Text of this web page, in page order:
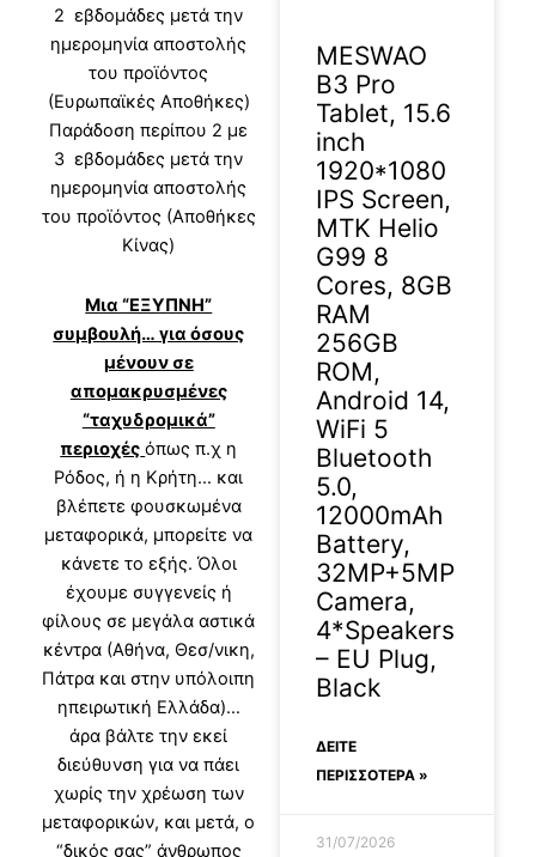
2 εβδομάδες μετά την
ημερομηνία αποστολής
του προϊόντος
(Ευρωπαϊκές Αποθήκες)
Παράδοση περίπου 2 με
3 εβδομάδες μετά την
ημερομηνία αποστολής
του προϊόντος (Αποθήκες
Κίνας)
Μια “ΕΞΥΠΝΗ”
συμβουλή… για όσους
μένουν σε
απομακρυσμένες
“ταχυδρομικά”
περιοχές όπως π.χ η
Ρόδος, ή η Κρήτη… και
βλέπετε φουσκωμένα
μεταφορικά, μπορείτε να
κάνετε το εξής. Όλοι
έχουμε συγγενείς ή
φίλους σε μεγάλα αστικά
κέντρα (Αθήνα, Θεσ/νικη,
Πάτρα και στην υπόλοιπη
ηπειρωτική Ελλάδα)…
άρα βάλτε την εκεί
διεύθυνση για να πάει
χωρίς την χρέωση των
μεταφορικών, και μετά, ο
“δικός σας” άνθρωπος
MESWAO
B3 Pro
Tablet, 15.6
inch
1920*1080
IPS Screen,
MTK Helio
G99 8
Cores, 8GB
RAM
256GB
ROM,
Android 14,
WiFi 5
Bluetooth
5.0,
12000mAh
Battery,
32MP+5MP
Camera,
4*Speakers
– EU Plug,
Black
ΔΕΊΤΕ
ΠΕΡΙΣΣΟΤΕΡΑ »
31/07/2026